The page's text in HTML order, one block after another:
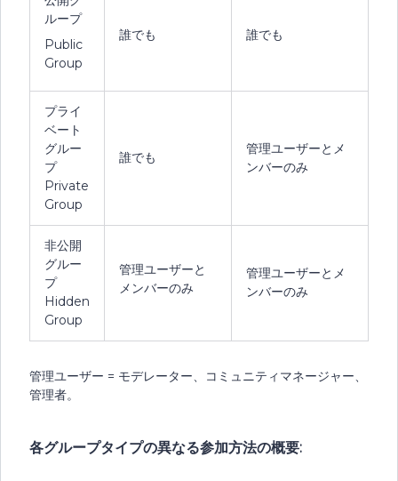
ループ
Public
Group
誰でも 誰でも
プライ
ベート
グルー
プ
Private
Group
誰でも
管理ユーザーとメ
ンバーのみ
非公開
グルー
プ
Hidden
Group
管理ユーザーと
メンバーのみ
管理ユーザーとメ
ンバーのみ
管理ユーザー = モデレーター、コミュニティマネージャー、
管理者。
各グループタイプの異なる参加方法の概要: